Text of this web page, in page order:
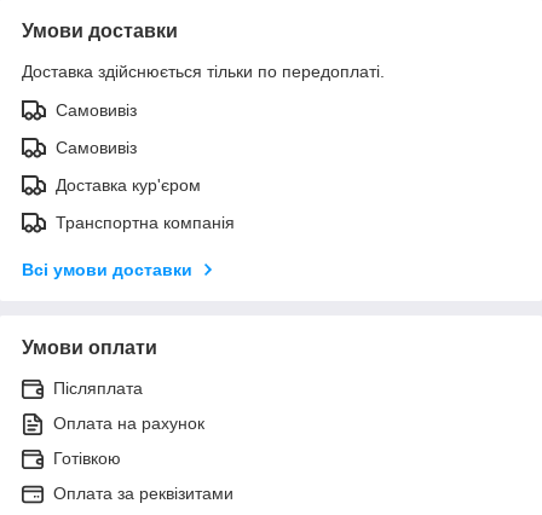
Умови доставки
Доставка здійснюється тільки по передоплаті.
Самовивіз
Самовивіз
Доставка кур'єром
Транспортна компанія
Всі умови доставки
Умови оплати
Післяплата
Оплата на рахунок
Готівкою
Оплата за реквізитами